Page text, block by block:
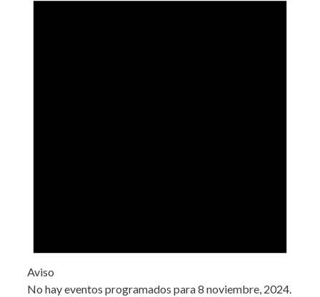
Aviso
No hay eventos programados para 8 noviembre, 2024.